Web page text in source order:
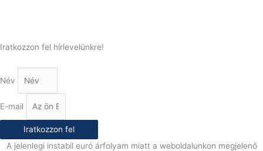
Iratkozzon fel hírlevelünkre!
Név
E-mail
Iratkozzon fel
A jelenlegi instabil euró árfolyam miatt a weboldalunkon megjelenő